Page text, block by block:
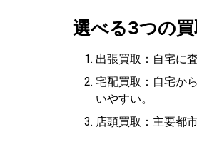
選べる3つの
出張買取：自宅に
宅配買取：自宅か
いやすい。
店頭買取：主要都